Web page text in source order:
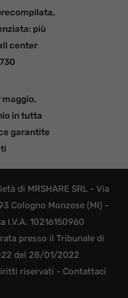
più
center
maggio,
in tutta
garantite
di MRSHARE SRL - Via
Cologno Monzese (MI) -
I.V.A. 10216150960
presso il Tribunale di
del 28/01/2022
riservati - Contattaci